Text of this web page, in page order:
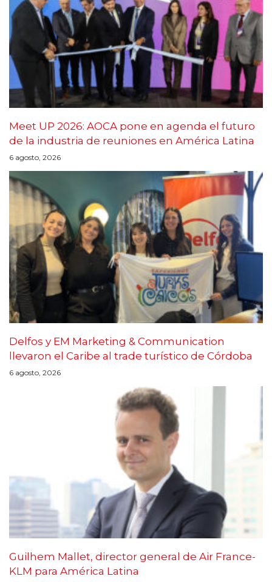
Meet UP 2026: AOCA pone en agenda el futuro
de la industria de reuniones en América Latina
6 agosto, 2026
Delfos y EM Marketing & Communication
llevaron el Caribe al trade turístico de Córdoba
6 agosto, 2026
Guilhem Mallet, director general de Air France-
KLM para América Latina